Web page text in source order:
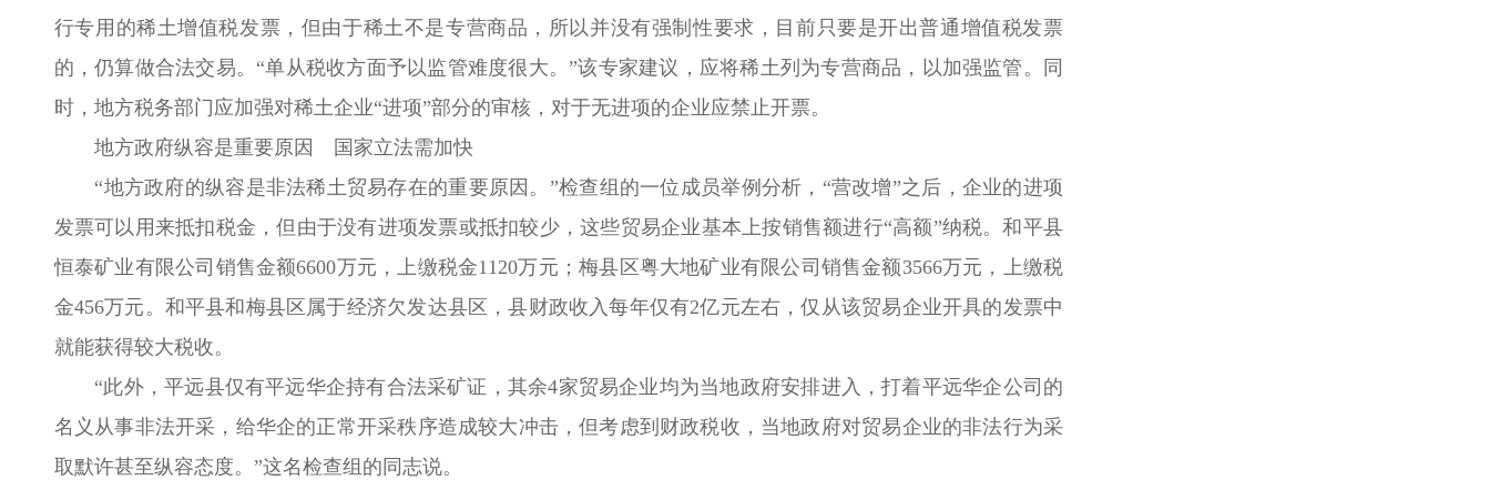
行专用的稀土增值税发票，但由于稀土不是专营商品，所以并没有强制性要求，目前只要是开出普通增值税发票
的，仍算做合法交易。“单从税收方面予以监管难度很大。”该专家建议，应将稀土列为专营商品，以加强监管。同
时，地方税务部门应加强对稀土企业“进项”部分的审核，对于无进项的企业应禁止开票。
地方政府纵容是重要原因 国家立法需加快
“地方政府的纵容是非法稀土贸易存在的重要原因。”检查组的一位成员举例分析，“营改增”之后，企业的进项
发票可以用来抵扣税金，但由于没有进项发票或抵扣较少，这些贸易企业基本上按销售额进行“高额”纳税。和平县
恒泰矿业有限公司销售金额6600万元，上缴税金1120万元；梅县区粤大地矿业有限公司销售金额3566万元，上缴税
金456万元。和平县和梅县区属于经济欠发达县区，县财政收入每年仅有2亿元左右，仅从该贸易企业开具的发票中
就能获得较大税收。
“此外，平远县仅有平远华企持有合法采矿证，其余4家贸易企业均为当地政府安排进入，打着平远华企公司的
名义从事非法开采，给华企的正常开采秩序造成较大冲击，但考虑到财政税收，当地政府对贸易企业的非法行为采
取默许甚至纵容态度。”这名检查组的同志说。